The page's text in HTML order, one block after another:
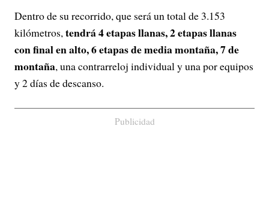
Dentro de su recorrido, que será un total de 3.153
kilómetros,tendrá 4 etapas llanas, 2 etapas llanas
con final en alto, 6 etapas de media montaña, 7 de
montaña, una contrarreloj individual y una por equipos
y 2 días de descanso.
Publicidad